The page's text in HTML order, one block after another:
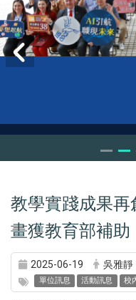
教學實踐成果再
畫獲教育部補助
2025-06-19 吳雅靜
單位訊息 活動訊息 校